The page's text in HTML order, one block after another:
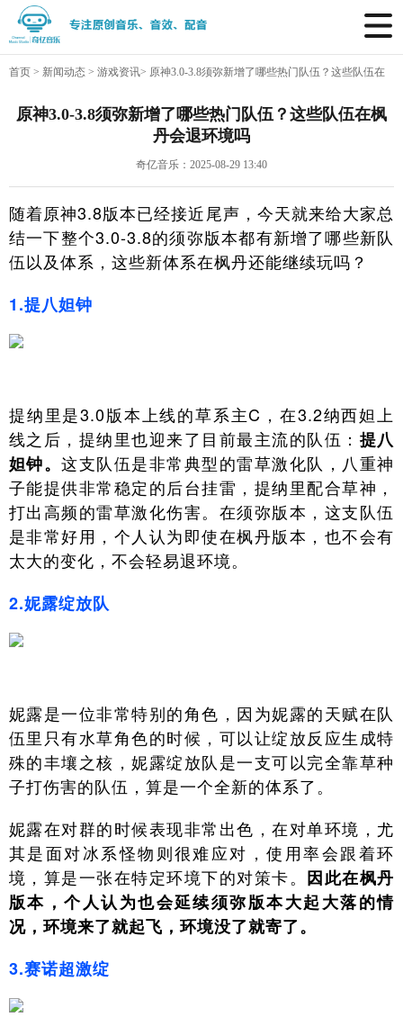
首页 > 新闻动态 > 游戏资讯> 原神3.0-3.8须弥新增了哪些热门队伍？这些队伍在
枫丹会退环境吗
原神3.0-3.8须弥新增了哪些热门队伍？这些队伍在枫
丹会退环境吗
奇亿音乐：2025-08-29 13:40
随着原神3.8版本已经接近尾声，今天就来给大家总
结一下整个3.0-3.8的须弥版本都有新增了哪些新队
伍以及体系，这些新体系在枫丹还能继续玩吗？
1.提八妲钟
提纳里是3.0版本上线的草系主C，在3.2纳西妲上
线之后，提纳里也迎来了目前最主流的队伍： 提八
妲钟。这支队伍是非常典型的雷草激化队，八重神
子能提供非常稳定的后台挂雷，提纳里配合草神，
打出高频的雷草激化伤害。在须弥版本，这支队伍
是非常好用，个人认为即使在枫丹版本，也不会有
太大的变化，不会轻易退环境。
2.妮露绽放队
妮露是一位非常特别的角色，因为妮露的天赋在队
伍里只有水草角色的时候，可以让绽放反应生成特
殊的丰壤之核，妮露绽放队是一支可以完全靠草种
子打伤害的队伍，算是一个全新的体系了。
妮露在对群的时候表现非常出色，在对单环境，尤
其是面对冰系怪物则很难应对，使用率会跟着环
境，算是一张在特定环境下的对策卡。 因此在枫丹
版本，个人认为也会延续须弥版本大起大落的情
况，环境来了就起飞，环境没了就寄了。
3.赛诺超激绽